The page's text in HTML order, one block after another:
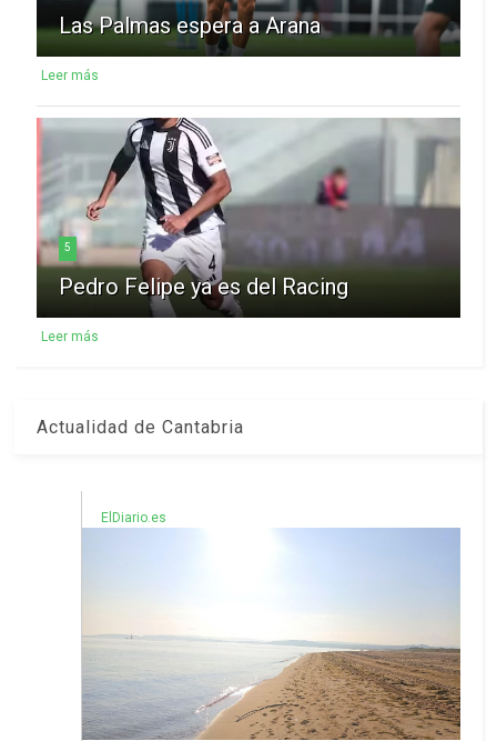
Las Palmas espera a Arana
Leer más
5
Pedro Felipe ya es del Racing
Leer más
Actualidad de Cantabria
ElDiario.es